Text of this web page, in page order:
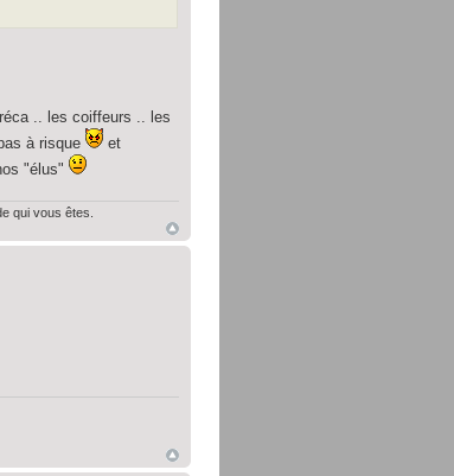
.. les coiffeurs .. les
à risque
et
"élus"
qui vous êtes.